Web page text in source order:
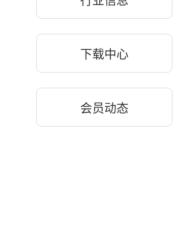
下载中心
会员动态